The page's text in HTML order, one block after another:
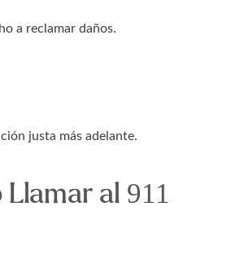
a reclamar daños.
justa más adelante.
al 911